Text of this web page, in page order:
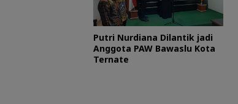
Putri Nurdiana Dilantik jadi
Anggota PAW Bawaslu Kota
Ternate